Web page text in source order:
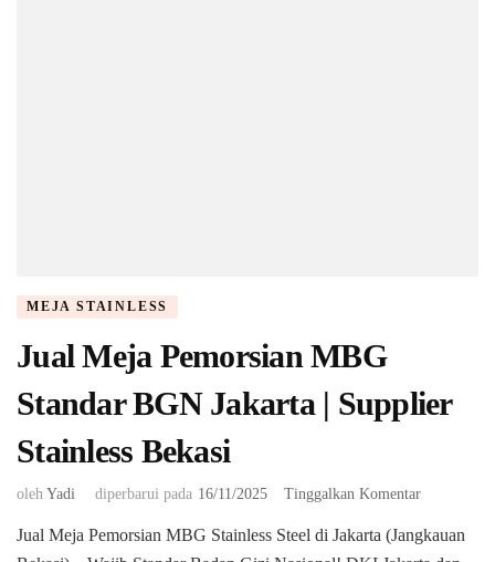
MEJA STAINLESS
Jual Meja Pemorsian MBG
Standar BGN Jakarta | Supplier
Stainless Bekasi
oleh Yadi diperbarui pada 16/11/2025 Tinggalkan Komentarpada
Meja
Jual Meja Pemorsian MBG Stainless Steel di Jakarta (Jangkauan